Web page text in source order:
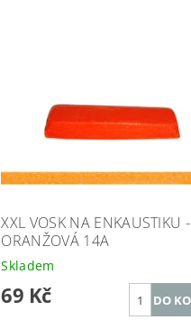
XXL VOSK NA ENKAUSTIKU -
ORANŽOVÁ 14A
Skladem
69 Kč